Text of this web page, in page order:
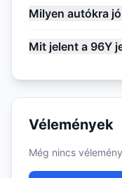
Milyen autókra
Mit jelent a 96Y
Vélemények
Még nincs